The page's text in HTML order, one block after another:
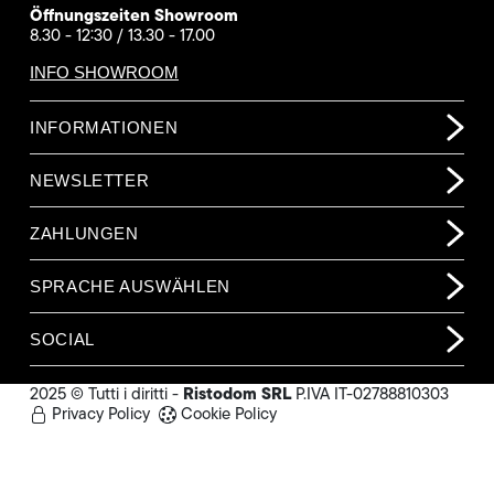
Öffnungszeiten Showroom
8.30 - 12:30 / 13.30 - 17.00
INFO SHOWROOM
INFORMATIONEN
NEWSLETTER
ZAHLUNGEN
SPRACHE AUSWÄHLEN
SOCIAL
2025 © Tutti i diritti - Ristodom SRLP.IVA IT-02788810303
Privacy Policy
Cookie Policy